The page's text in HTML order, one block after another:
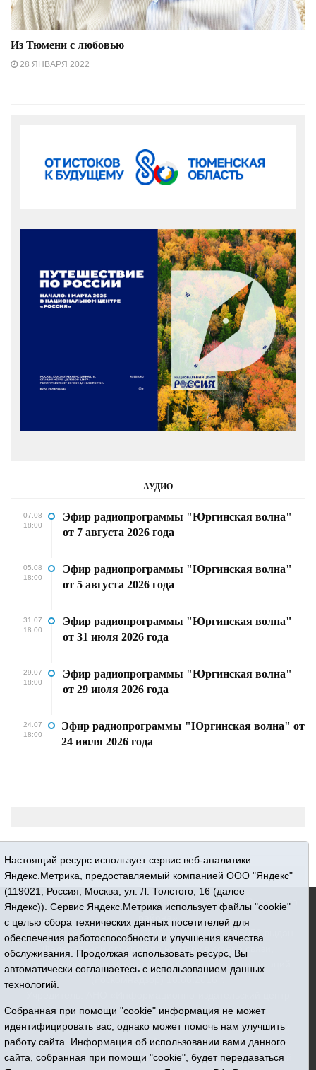
Из Тюмени с любовью
28 ЯНВАРЯ 2022
АУДИО
07.08
18:00
Эфир радиопрограммы "Юргинская волна"
от 7 августа 2026 года
05.08
18:00
Эфир радиопрограммы "Юргинская волна"
от 5 августа 2026 года
31.07
18:00
Эфир радиопрограммы "Юргинская волна"
от 31 июля 2026 года
29.07
18:00
Эфир радиопрограммы "Юргинская волна"
от 29 июля 2026 года
24.07
18:00
Эфир радиопрограммы "Юргинская волна" от
24 июля 2026 года
16+ © 2015-2026 Сетевое издание «Новости Юргинского
Регистрационный номер СМИ ЭЛ № ФС 77 - 66052 выдан
Федеральной службой по надзору в сфере связи,
«Призыв»
Все права защищены © При использовании материалов
ссылка обязательна
Адрес редакции: 627250, Тюменская область, Юргинский
Настоящий ресурс использует сервис веб-аналитики
Яндекс.Метрика, предоставляемый компанией ООО "Яндекс"
(119021, Россия, Москва, ул. Л. Толстого, 16 (далее —
Яндекс)). Сервис Яндекс.Метрика использует файлы "cookie"
с целью сбора технических данных посетителей для
обеспечения работоспособности и улучшения качества
обслуживания. Продолжая использовать ресурс, Вы
автоматически соглашаетесь с использованием данных
технологий.
Собранная при помощи "cookie" информация не может
идентифицировать вас, однако может помочь нам улучшить
работу сайта. Информация об использовании вами данного
сайта, собранная при помощи "cookie", будет передаваться